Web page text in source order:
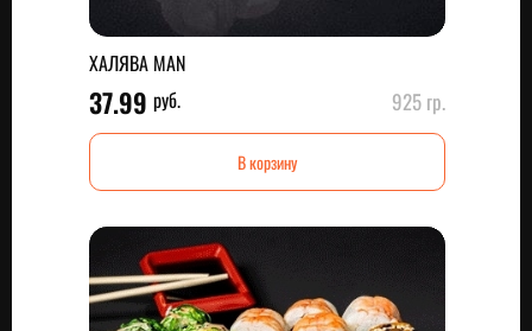
ХАЛЯВА MAN
37.99 руб. 925 гр.
В корзину